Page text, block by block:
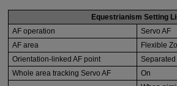
Equestrianism Setting
AF operation
Servo AF
AF area
Flexible
Orientation-linked AF point
Separated
Whole area tracking Servo AF
On